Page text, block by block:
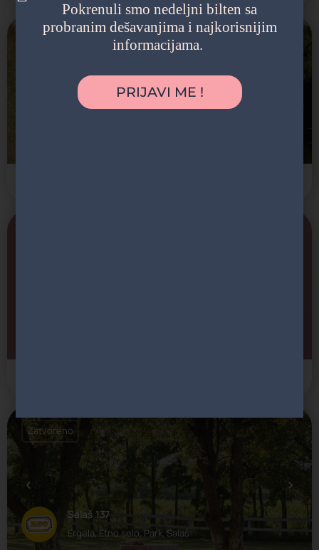
Specijalni rezervat prirode "Koviljsko-
Salaš 137
Ergela, Etno selo, Park, Salaš
Zatvoreno
Pokrenuli smo nedeljni bilten sa
probranim dešavanjima i najkorisnijim
informacijama.
PRIJAVI ME !